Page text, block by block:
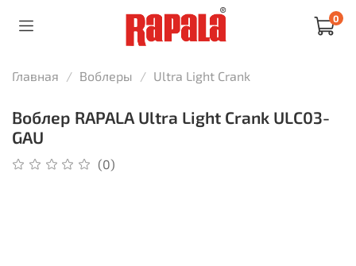
0
Главная Воблеры Ultra Light Crank
Воблер RAPALA Ultra Light Crank ULC03-
GAU
(0)